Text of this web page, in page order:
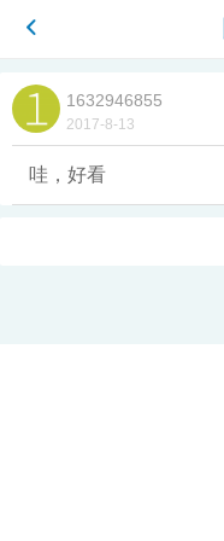
1632946855
2017-8-13
哇，好看